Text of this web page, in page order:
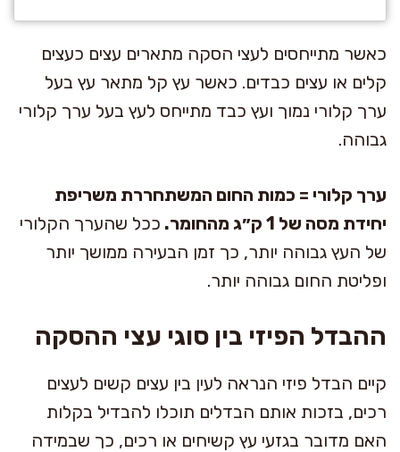
כאשר מתייחסים לעצי הסקה מתארים עצים כעצים
קלים או עצים כבדים. כאשר עץ קל מתאר עץ בעל
ערך קלורי נמוך ועץ כבד מתייחס לעץ בעל ערך קלורי
גבוהה.
ערך קלורי = כמות החום המשתחררת משריפת
יחידת מסה של 1 ק״ג מהחומר.
ככל שהערך הקלורי
של העץ גבוהה יותר, כך זמן הבעירה ממושך יותר
ופליטת החום גבוהה יותר.
ההבדל הפיזי בין סוגי עצי ההסקה
קיים הבדל פיזי הנראה לעין בין עצים קשים לעצים
רכים, בזכות אותם הבדלים תוכלו להבדיל בקלות
האם מדובר בגזעי עץ קשיחים או רכים, כך שבמידה